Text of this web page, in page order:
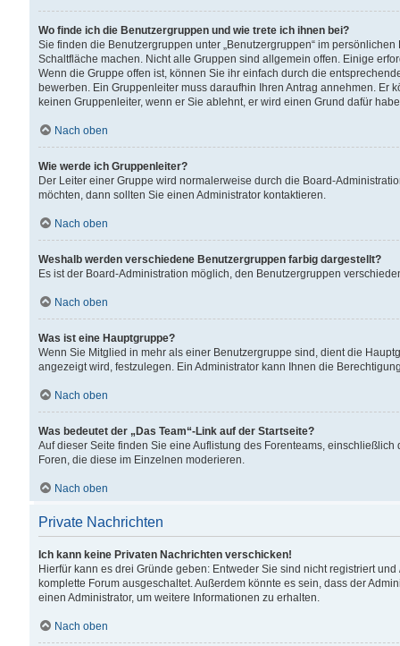
Wo finde ich die Benutzergruppen und wie trete ich ihnen bei?
Sie finden die Benutzergruppen unter „Benutzergruppen“ im
Schaltfläche machen. Nicht alle Gruppen sind allgemein offen. Einige
Wenn die Gruppe offen ist, können Sie ihr einfach durch die
bewerben. Ein Gruppenleiter muss daraufhin Ihren Antrag annehmen.
keinen Gruppenleiter, wenn er Sie ablehnt, er wird einen Grund dafür
Nach oben
Wie werde ich Gruppenleiter?
Der Leiter einer Gruppe wird normalerweise durch die Board-
möchten, dann sollten Sie einen Administrator kontaktieren.
Nach oben
Weshalb werden verschiedene Benutzergruppen farbig dargestellt?
Es ist der Board-Administration möglich, den Benutzergruppen
Nach oben
Was ist eine Hauptgruppe?
Wenn Sie Mitglied in mehr als einer Benutzergruppe sind, dient die
angezeigt wird, festzulegen. Ein Administrator kann Ihnen die
Nach oben
Was bedeutet der „Das Team“-Link auf der Startseite?
Auf dieser Seite finden Sie eine Auflistung des Forenteams,
Foren, die diese im Einzelnen moderieren.
Nach oben
Private Nachrichten
Ich kann keine Privaten Nachrichten verschicken!
Hierfür kann es drei Gründe geben: Entweder Sie sind nicht registriert
komplette Forum ausgeschaltet. Außerdem könnte es sein, dass der
einen Administrator, um weitere Informationen zu erhalten.
Nach oben